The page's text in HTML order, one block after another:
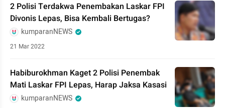
2 Polisi Terdakwa Penembakan Laskar FPI
Divonis Lepas, Bisa Kembali Bertugas?
kumparanNEWS
21 Mar 2022
Habiburokhman Kaget 2 Polisi Penembak
Mati Laskar FPI Lepas, Harap Jaksa Kasasi
kumparanNEWS